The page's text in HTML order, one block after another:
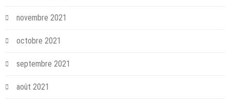
novembre 2021
octobre 2021
septembre 2021
août 2021